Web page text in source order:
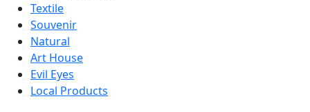
Textile
Souvenir
Natural
Art House
Evil Eyes
Local Products